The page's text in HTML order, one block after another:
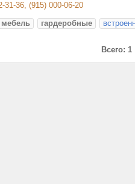
31-36, (915) 000-06-20
мебель гардеробные
Всего: 1